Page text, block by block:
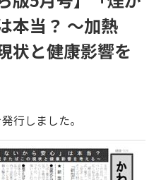
本当？ ～加熱
状と健康影響を
行しました。